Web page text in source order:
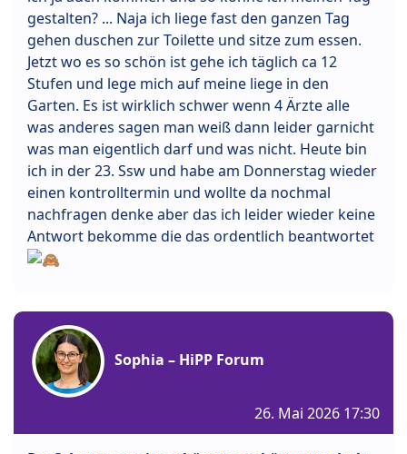
gestalten? ... Naja ich liege fast den ganzen Tag
gehen duschen zur Toilette und sitze zum essen.
Jetzt wo es so schön ist gehe ich täglich ca 12
Stufen und lege mich auf meine liege in den
Garten. Es ist wirklich schwer wenn 4 Ärzte alle
was anderes sagen man weiß dann leider garnicht
was man eigentlich darf und was nicht. Heute bin
ich in der 23. Ssw und habe am Donnerstag wieder
einen kontrolltermin und wollte da nochmal
nachfragen denke aber das ich leider wieder keine
Antwort bekomme die das ordentlich beantwortet
Sophia – HiPP Forum
26. Mai 2026 17:30